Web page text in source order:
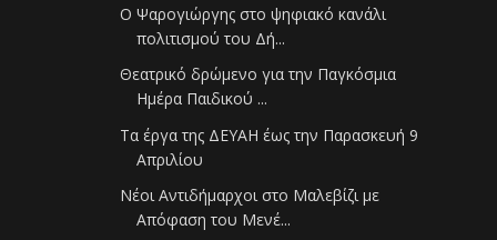
Ο Ψαρογιώργης στο ψηφιακό κανάλι
πολιτισμού του Δή...
Θεατρικό δρώμενο για την Παγκόσμια
Ημέρα Παιδικού ...
Τα έργα της ΔΕΥΑΗ έως την Παρασκευή 9
Απριλίου
Νέοι Αντιδήμαρχοι στο Μαλεβίζι με
Απόφαση του Μενέ...